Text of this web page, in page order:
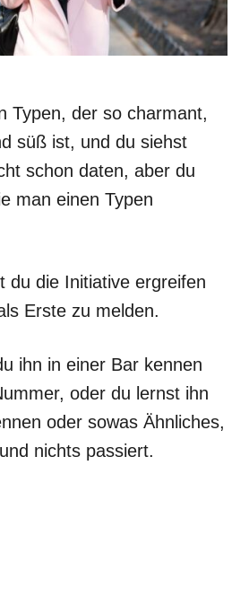
Typen, der so charmant,
süß ist, und du siehst
schon daten, aber du
man einen Typen
du die Initiative ergreifen
Erste zu melden.
ihn in einer Bar kennen
oder du lernst ihn
oder sowas Ähnliches,
nichts passiert.